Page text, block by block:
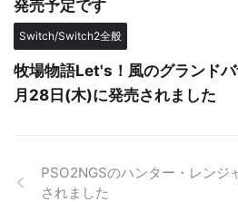
発売予定です
Switch/Switch2全般
牧場物語Let's！風のグランド
月28日(木)に発売されました
PSO2NGSのハンター・レンジ
されました